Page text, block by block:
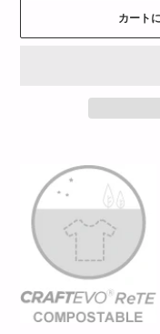
カート